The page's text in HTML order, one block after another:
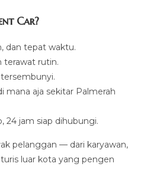
Car?
dan tepat waktu.
terawat rutin.
mana aja sekitar Palmerah
24 jam siap dihubungi.
pelanggan — dari karyawan,
luar kota yang pengen